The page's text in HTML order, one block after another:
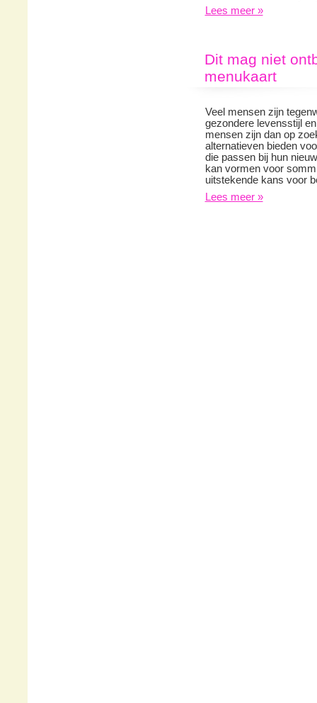
Lees meer »
Dit mag niet
menukaart
Veel mensen zijn
gezondere levensstijl
mensen zijn dan op
alternatieven bieden
die passen bij hun
kan vormen voor
uitstekende kans voor
Lees meer »